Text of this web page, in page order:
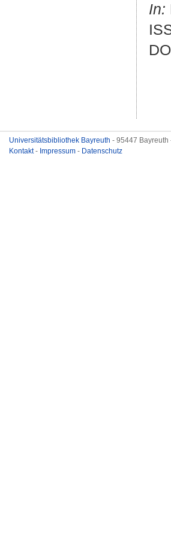
In:
Universitätsbibliothek Bayreuth - 95447 Bayreuth
Kontakt- Impressum - Datenschutz